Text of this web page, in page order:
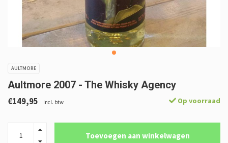
AULTMORE
Aultmore 2007 - The Whisky Agency
€149,95 Incl. btw Op voorraad
Toevoegen aan winkelwagen